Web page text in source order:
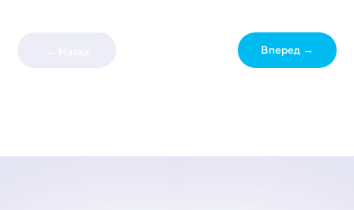
Вперед →